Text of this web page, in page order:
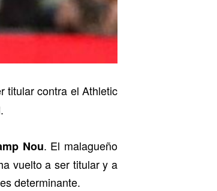
titular contra el Athletic
Nou. El malagueño
vuelto a ser titular y a
determinante.